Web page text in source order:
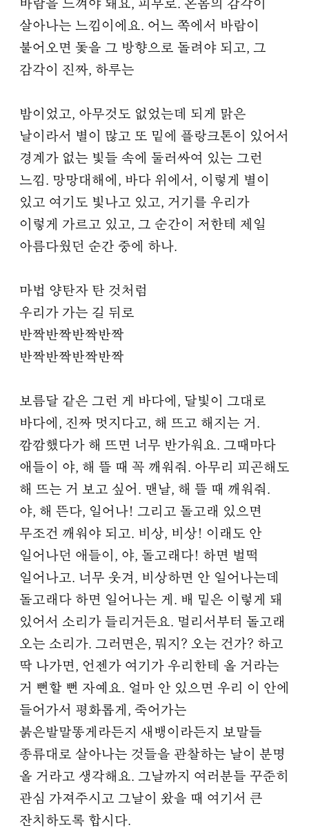
바람을 느껴야 돼요, 피부로. 온몸의 감각이
살아나는 느낌이에요. 어느 쪽에서 바람이
불어오면 돛을 그 방향으로 돌려야 되고, 그
감각이 진짜, 하루는
밤이었고, 아무것도 없었는데 되게 맑은
날이라서 별이 많고 또 밑에 플랑크톤이 있어서
경계가 없는 빛들 속에 둘러싸여 있는 그런
느낌. 망망대해에, 바다 위에서, 이렇게 별이
있고 여기도 빛나고 있고, 거기를 우리가
이렇게 가르고 있고, 그 순간이 저한테 제일
아름다웠던 순간 중에 하나.
마법 양탄자 탄 것처럼
우리가 가는 길 뒤로
반짝반짝반짝반짝
반짝반짝반짝반짝
보름달 같은 그런 게 바다에, 달빛이 그대로
바다에, 진짜 멋지다고, 해 뜨고 해지는 거.
깜깜했다가 해 뜨면 너무 반가워요. 그때마다
애들이 야, 해 뜰 때 꼭 깨워줘. 아무리 피곤해도
해 뜨는 거 보고 싶어. 맨날, 해 뜰 때 깨워줘.
야, 해 뜬다, 일어나! 그리고 돌고래 있으면
무조건 깨워야 되고. 비상, 비상! 이래도 안
일어나던 애들이, 야, 돌고래다! 하면 벌떡
일어나고. 너무 웃겨, 비상하면 안 일어나는데
돌고래다 하면 일어나는 게. 배 밑은 이렇게 돼
있어서 소리가 들리거든요. 멀리서부터 돌고래
오는 소리가. 그러면은, 뭐지? 오는 건가? 하고
딱 나가면, 언젠가 여기가 우리한테 올 거라는
거 뻔할 뻔 자예요. 얼마 안 있으면 우리 이 안에
들어가서 평화롭게, 죽어가는
붉은발말똥게라든지 새뱅이라든지 보말들
종류대로 살아나는 것들을 관찰하는 날이 분명
올 거라고 생각해요. 그날까지 여러분들 꾸준히
관심 가져주시고 그날이 왔을 때 여기서 큰
잔치하도록 합시다.